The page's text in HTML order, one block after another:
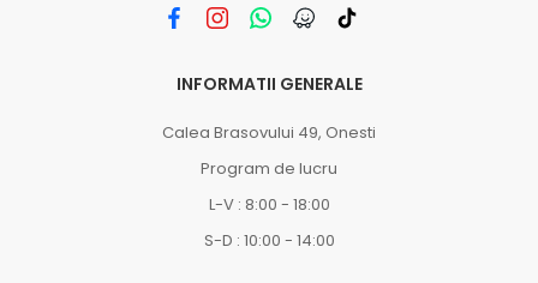
INFORMATII GENERALE
Calea Brasovului 49, Onesti
Program de lucru
L-V : 8:00 - 18:00
S-D : 10:00 - 14:00